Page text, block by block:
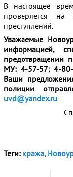
В настоящее
проверяется на
преступлений.
Уважаемые
информацией,
предотвращении
МУ: 4-57-57; 4-80-
Ваши
полиции
uvd@yandex.ru
Теги: кража,